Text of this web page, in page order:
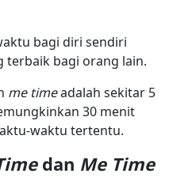
bagi diri sendiri
terbaik bagi orang lain.
me timeadalah sekitar 5
30 menit
waktu tertentu.
dan Me Time